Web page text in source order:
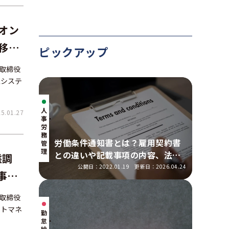
ン
行
締役
ステ
デ
ョ
締役
マネ
ピックアップ
人
事・
労
務
管
理
労働条件通知書とは？雇用契約書
との違いや記載事項の内容、法改
正の明示ルールを解説
公開日：2022.01.19 更新日：2026.04.24
勤
怠・